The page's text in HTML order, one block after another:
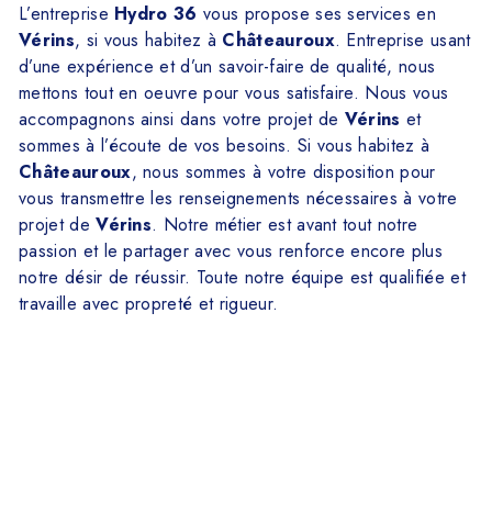
L’entreprise Hydro 36 vous propose ses services en
Vérins, si vous habitez à Châteauroux. Entreprise usant
d’une expérience et d’un savoir-faire de qualité, nous
mettons tout en oeuvre pour vous satisfaire. Nous vous
accompagnons ainsi dans votre projet de Vérins et
sommes à l’écoute de vos besoins. Si vous habitez à
Châteauroux, nous sommes à votre disposition pour
vous transmettre les renseignements nécessaires à votre
projet deVérins. Notre métier est avant tout notre
passion et le partager avec vous renforce encore plus
notre désir de réussir. Toute notre équipe est qualifiée et
travaille avec propreté et rigueur.